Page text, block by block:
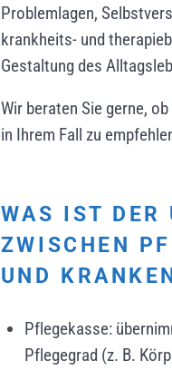
Problemlagen,
krankheits- und
Gestaltung des
Wir beraten Sie gerne,
in Ihrem Fall zu
WAS IST DER
ZWISCHEN
UND
Pflegekasse:
Pflegegrad (z. B.